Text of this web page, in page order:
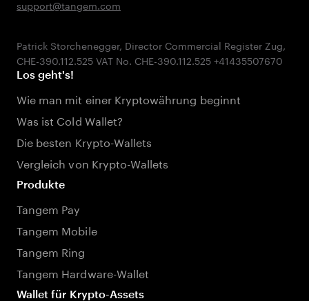
support@tangem.com
Patrick Storchenegger, Director Commercial Register Zug,
Los geht's!
Wie man mit einer Kryptowährung beginnt
Was ist Cold Wallet?
Die besten Krypto-Wallets
Vergleich von Krypto-Wallets
Produkte
Tangem Pay
Tangem Mobile
Tangem Ring
Tangem Hardware-Wallet
Wallet für Krypto-Assets